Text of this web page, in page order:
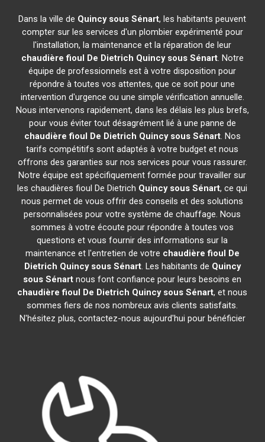
Dans la ville de Quincy sous Sénart, les habitants peuvent
compter sur les services d'un plombier expérimenté pour
l'installation, la maintenance et la réparation de leur
chaudière fioul De Dietrich Quincy sous Sénart. Notre
équipe de professionnels est à votre disposition pour
répondre à toutes vos attentes, que ce soit pour une
intervention d'urgence ou une simple vérification annuelle.
Nous intervenons rapidement, dans les délais les plus brefs,
pour vous éviter tout désagrément lié à une panne de
chaudière fioul De Dietrich Quincy sous Sénart. Nos
tarifs compétitifs sont adaptés à votre budget et nous
offrons des garanties sur nos services pour vous rassurer.
Notre équipe est spécifiquement formée pour travailler sur
les chaudières fioul De Dietrich Quincy sous Sénart, ce qui
nous permet de vous offrir des conseils et des solutions
personnalisées pour votre système de chauffage. Nous
sommes à votre écoute pour répondre à toutes vos
questions et vous fournir des informations sur la
maintenance et l'entretien de votre chaudière fioul De
Dietrich Quincy sous Sénart. Les habitants de Quincy
sous Sénart nous font confiance pour leurs besoins en
chaudière fioul De Dietrich Quincy sous Sénart, et nous
sommes fiers de nos nombreux avis clients satisfaits.
N'hésitez plus, contactez-nous aujourd'hui pour bénéficier